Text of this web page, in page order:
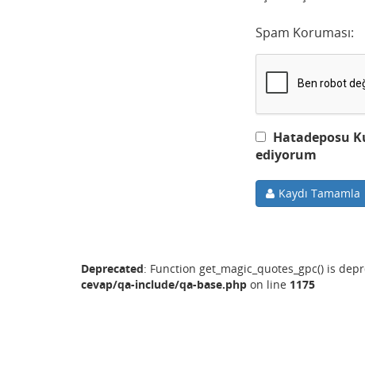
Spam Koruması:
Hatadeposu
ediyorum
Kaydı Tamamla
Deprecated: Function get_magic_quotes_gpc() is
cevap/qa-include/qa-base.php on line 1175